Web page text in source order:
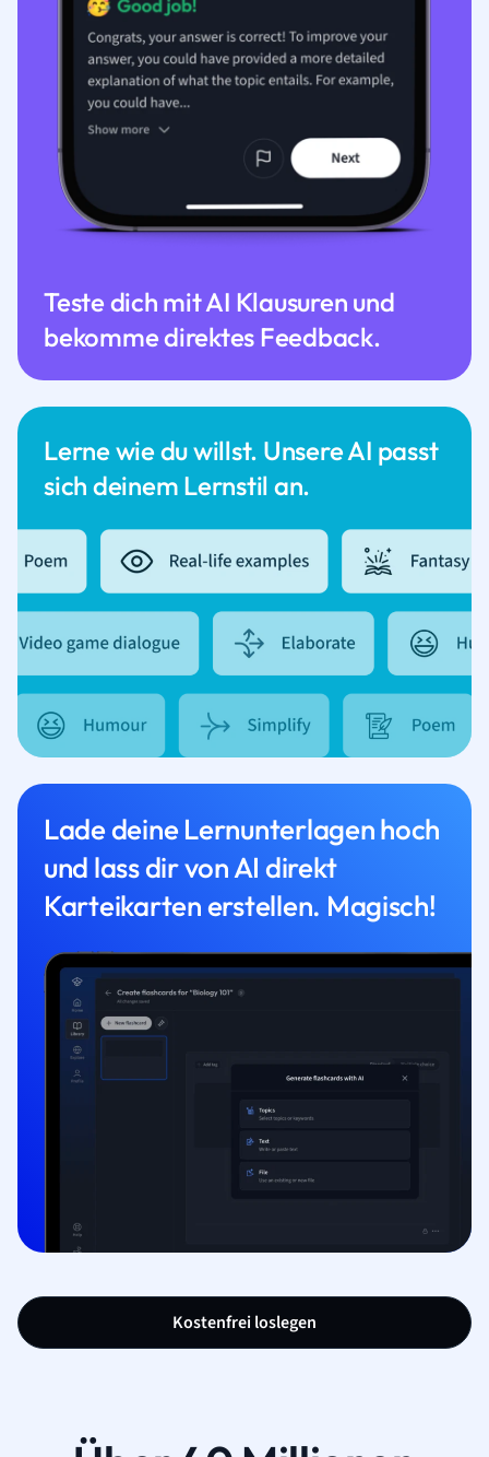
Lerne wie du willst. Unsere AI passt
sich deinem Lernstil an.
Teste dich mit AI Klausuren und
bekomme direktes Feedback.
Lade deine Lernunterlagen hoch
und lass dir von AI direkt
Karteikarten erstellen. Magisch!
Kostenfrei loslegen